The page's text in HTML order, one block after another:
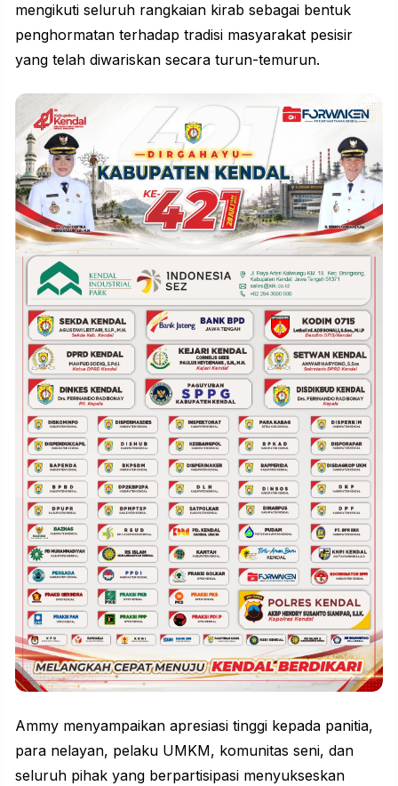
mengikuti seluruh rangkaian kirab sebagai bentuk
penghormatan terhadap tradisi masyarakat pesisir
yang telah diwariskan secara turun-temurun.
Ammy menyampaikan apresiasi tinggi kepada panitia,
para nelayan, pelaku UMKM, komunitas seni, dan
seluruh pihak yang berpartisipasi menyukseskan